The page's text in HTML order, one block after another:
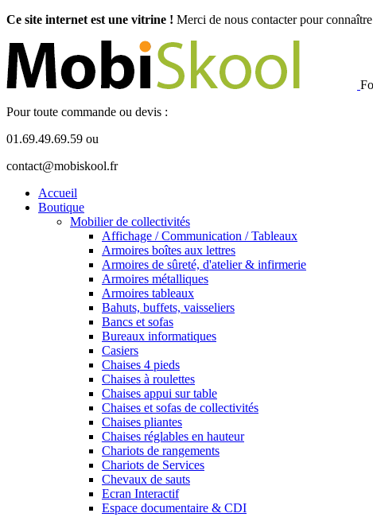
Ce site internet est une vitrine ! Merci de nous contacter pour
Pour toute commande ou devis :
01.69.49.69.59 ou
contact@mobiskool.fr
Accueil
Boutique
Mobilier de collectivités
Affichage / Communication / Tableaux
Armoires boîtes aux lettres
Armoires de sûreté, d'atelier & infirmerie
Armoires métalliques
Armoires tableaux
Bahuts, buffets, vaisseliers
Bancs et sofas
Bureaux informatiques
Casiers
Chaises 4 pieds
Chaises à roulettes
Chaises appui sur table
Chaises et sofas de collectivités
Chaises pliantes
Chaises réglables en hauteur
Chariots de rangements
Chariots de Services
Chevaux de sauts
Ecran Interactif
Espace documentaire & CDI